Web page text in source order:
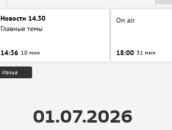
Новости 14.30
Главные темы
14:36 10 мин
On air
18:00 31 мин
Иахьа
01.07.2026